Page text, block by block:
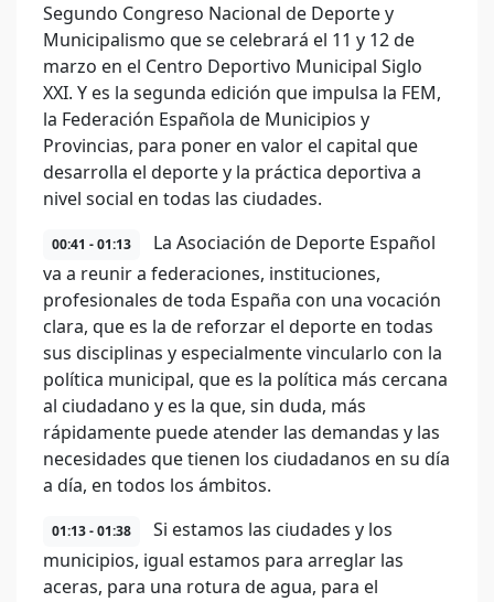
Segundo Congreso Nacional de Deporte y
Municipalismo que se celebrará el 11 y 12 de
marzo en el Centro Deportivo Municipal Siglo
XXI. Y es la segunda edición que impulsa la FEM,
la Federación Española de Municipios y
Provincias, para poner en valor el capital que
desarrolla el deporte y la práctica deportiva a
nivel social en todas las ciudades.
00:41 - 01:13
La Asociación de Deporte Español
va a reunir a federaciones, instituciones,
profesionales de toda España con una vocación
clara, que es la de reforzar el deporte en todas
sus disciplinas y especialmente vincularlo con la
política municipal, que es la política más cercana
al ciudadano y es la que, sin duda, más
rápidamente puede atender las demandas y las
necesidades que tienen los ciudadanos en su día
a día, en todos los ámbitos.
01:13 - 01:38
Si estamos las ciudades y los
municipios, igual estamos para arreglar las
aceras, para una rotura de agua, para el